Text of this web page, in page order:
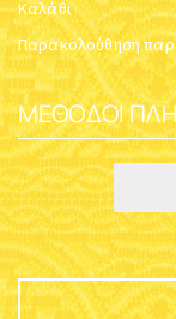
Καλάθι
Παρακολούθηση
ΜΈΘΟΔΟΙ